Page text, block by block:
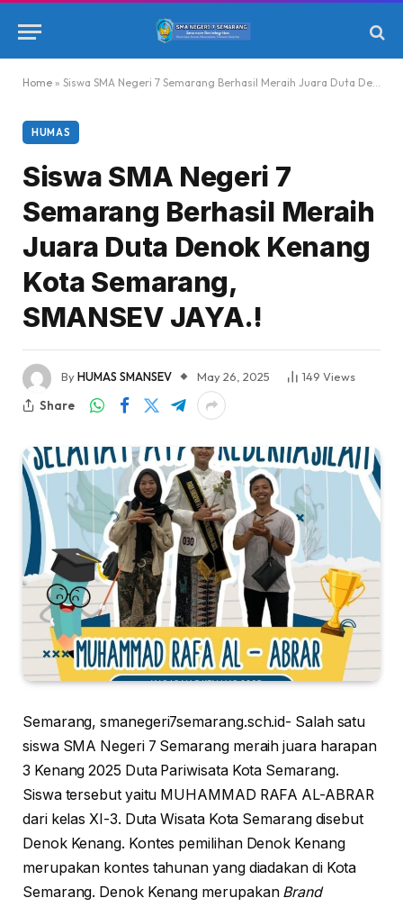
Home » Siswa SMA Negeri 7 Semarang Berhasil Meraih Juara Duta Denok Kenang Kota Semarang, SMANSEV JAYA.!
HUMAS
Siswa SMA Negeri 7
Semarang Berhasil Meraih
Juara Duta Denok Kenang
Kota Semarang,
SMANSEV JAYA.!
ByHUMAS SMANSEV May 26, 2025 149 Views
Share
Semarang, smanegeri7semarang.sch.id- Salah satu
siswa SMA Negeri 7 Semarang meraih juara harapan
3 Kenang 2025 Duta Pariwisata Kota Semarang.
Siswa tersebut yaitu MUHAMMAD RAFA AL-ABRAR
dari kelas XI-3. Duta Wisata Kota Semarang disebut
Denok Kenang. Kontes pemilihan Denok Kenang
merupakan kontes tahunan yang diadakan di Kota
Semarang. Denok Kenang merupakan Brand